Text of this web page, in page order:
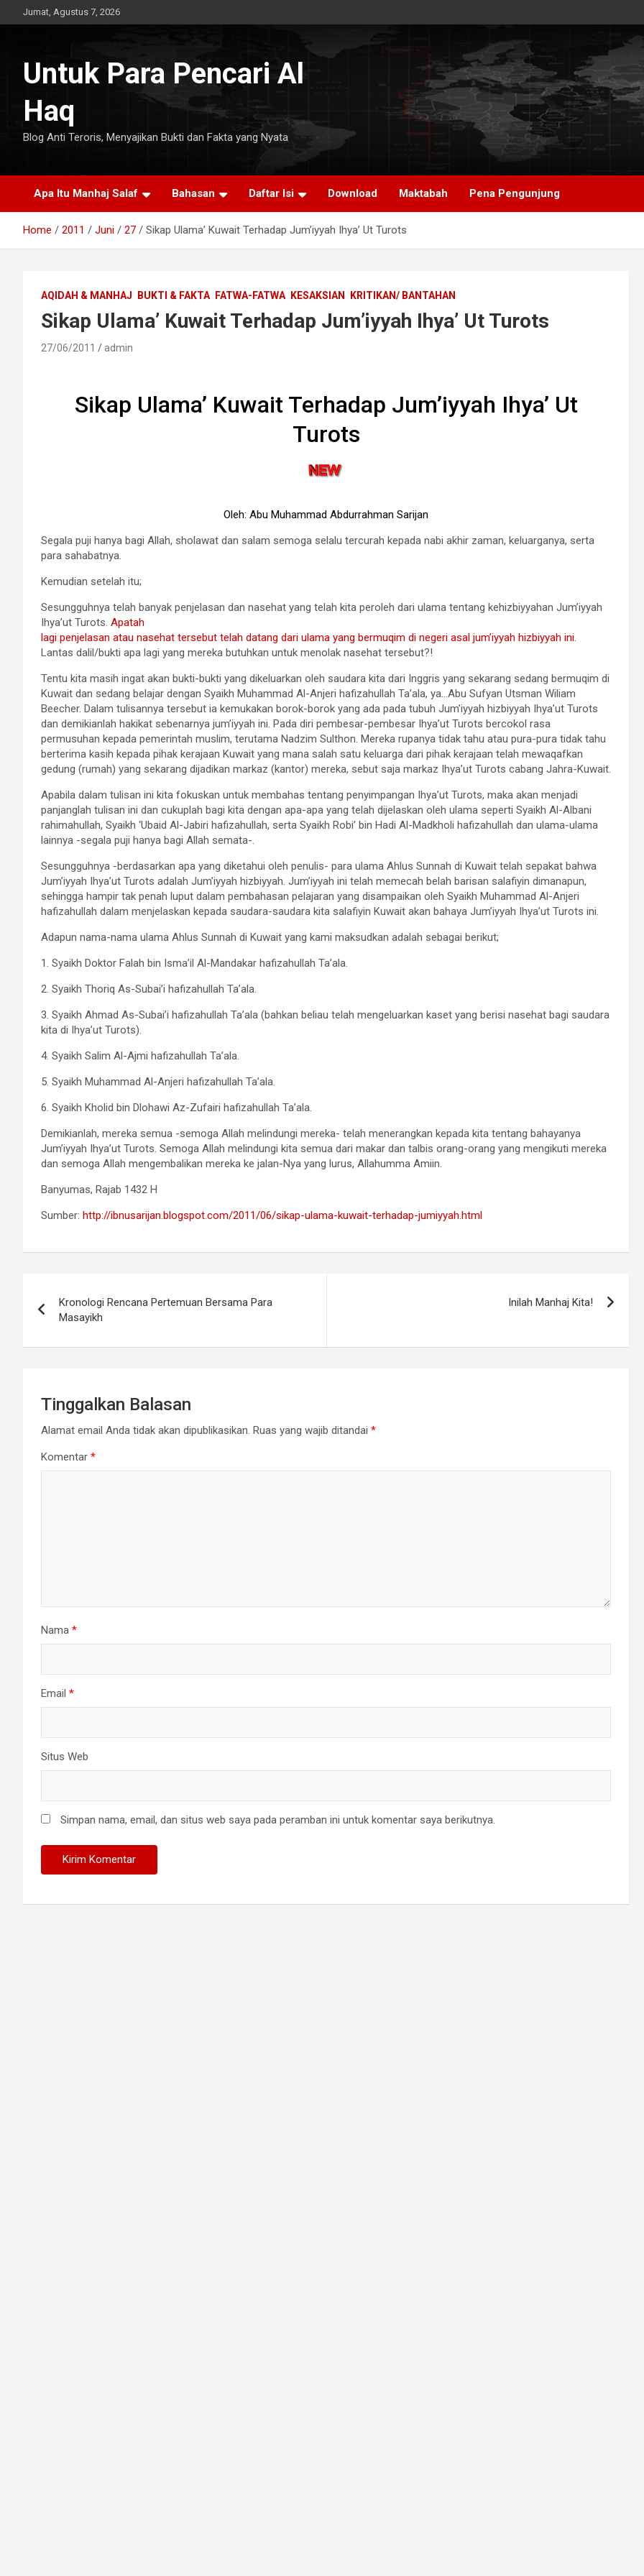
to
Jumat, Agustus 7, 2026
Untuk Para Pencari Al
Haq
Blog Anti Teroris, Menyajikan Bukti dan Fakta yang Nyata
Apa Itu Manhaj Salaf Bahasan Daftar Isi Download Maktabah Pena Pengunjung
Home 2011 Juni 27 Sikap Ulama’ Kuwait Terhadap Jum’iyyah Ihya’ Ut Turots
AQIDAH & MANHAJ BUKTI & FAKTA FATWA-FATWA KESAKSIAN KRITIKAN/ BANTAHAN
Sikap Ulama’ Kuwait Terhadap Jum’iyyah Ihya’ Ut Turots
27/06/2011 admin
Sikap Ulama’ Kuwait Terhadap Jum’iyyah Ihya’ Ut
Turots
Oleh: Abu Muhammad Abdurrahman Sarijan
Segala puji hanya bagi Allah, sholawat dan salam semoga selalu tercurah kepada nabi akhir zaman, keluarganya, serta
para sahabatnya.
Kemudian setelah itu;
Sesungguhnya telah banyak penjelasan dan nasehat yang telah kita peroleh dari ulama tentang kehizbiyyahan Jum’iyyah
Ihya’ut Turots. Apatah
lagi penjelasan atau nasehat tersebut telah datang dari ulama yang bermuqim di negeri asal jum’iyyah hizbiyyah ini.
Lantas dalil/bukti apa lagi yang mereka butuhkan untuk menolak nasehat tersebut?!
Tentu kita masih ingat akan bukti-bukti yang dikeluarkan oleh saudara kita dari Inggris yang sekarang sedang bermuqim di
Kuwait dan sedang belajar dengan Syaikh Muhammad Al-Anjeri hafizahullah Ta’ala, ya…Abu Sufyan Utsman Wiliam
Beecher. Dalam tulisannya tersebut ia kemukakan borok-borok yang ada pada tubuh Jum’iyyah hizbiyyah Ihya’ut Turots
dan demikianlah hakikat sebenarnya jum’iyyah ini. Pada diri pembesar-pembesar Ihya’ut Turots bercokol rasa
permusuhan kepada pemerintah muslim, terutama Nadzim Sulthon. Mereka rupanya tidak tahu atau pura-pura tidak tahu
berterima kasih kepada pihak kerajaan Kuwait yang mana salah satu keluarga dari pihak kerajaan telah mewaqafkan
gedung (rumah) yang sekarang dijadikan markaz (kantor) mereka, sebut saja markaz Ihya’ut Turots cabang Jahra-Kuwait.
Apabila dalam tulisan ini kita fokuskan untuk membahas tentang penyimpangan Ihya’ut Turots, maka akan menjadi
panjanglah tulisan ini dan cukuplah bagi kita dengan apa-apa yang telah dijelaskan oleh ulama seperti Syaikh Al-Albani
rahimahullah, Syaikh ‘Ubaid Al-Jabiri hafizahullah, serta Syaikh Robi’ bin Hadi Al-Madkholi hafizahullah dan ulama-ulama
lainnya -segala puji hanya bagi Allah semata-.
Sesungguhnya -berdasarkan apa yang diketahui oleh penulis- para ulama Ahlus Sunnah di Kuwait telah sepakat bahwa
Jum’iyyah Ihya’ut Turots adalah Jum’iyyah hizbiyyah. Jum’iyyah ini telah memecah belah barisan salafiyin dimanapun,
sehingga hampir tak penah luput dalam pembahasan pelajaran yang disampaikan oleh Syaikh Muhammad Al-Anjeri
hafizahullah dalam menjelaskan kepada saudara-saudara kita salafiyin Kuwait akan bahaya Jum’iyyah Ihya’ut Turots ini.
Adapun nama-nama ulama Ahlus Sunnah di Kuwait yang kami maksudkan adalah sebagai berikut;
1. Syaikh Doktor Falah bin Isma’il Al-Mandakar hafizahullah Ta’ala.
2. Syaikh Thoriq As-Subai’i hafizahullah Ta’ala.
3. Syaikh Ahmad As-Subai’i hafizahullah Ta’ala (bahkan beliau telah mengeluarkan kaset yang berisi nasehat bagi saudara
kita di Ihya’ut Turots).
4. Syaikh Salim Al-Ajmi hafizahullah Ta’ala.
5. Syaikh Muhammad Al-Anjeri hafizahullah Ta’ala.
6. Syaikh Kholid bin Dlohawi Az-Zufairi hafizahullah Ta’ala.
Demikianlah, mereka semua -semoga Allah melindungi mereka- telah menerangkan kepada kita tentang bahayanya
Jum’iyyah Ihya’ut Turots. Semoga Allah melindungi kita semua dari makar dan talbis orang-orang yang mengikuti mereka
dan semoga Allah mengembalikan mereka ke jalan-Nya yang lurus, Allahumma Amiin.
Banyumas, Rajab 1432 H
Sumber: http://ibnusarijan.blogspot.com/2011/06/sikap-ulama-kuwait-terhadap-jumiyyah.html
pos
Kronologi Rencana Pertemuan Bersama Para
Masayikh
Inilah Manhaj Kita!
Tinggalkan Balasan
Alamat email Anda tidak akan dipublikasikan. Ruas yang wajib ditandai *
Komentar *
Nama *
Email *
Situs Web
Simpan nama, email, dan situs web saya pada peramban ini untuk komentar saya berikutnya.